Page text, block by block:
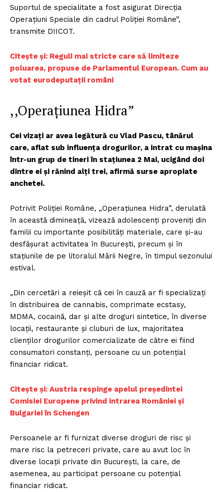
Suportul de specialitate a fost asigurat Direcția
Operațiuni Speciale din cadrul Poliției Române”,
transmite DIICOT.
Citește și: Reguli mai stricte care să limiteze
poluarea, propuse de Parlamentul European. Cum au
votat eurodeputații români
,,Operațiunea Hidra”
Cei vizaţi ar avea legătură cu Vlad Pascu, tânărul
care, aflat sub influenţa drogurilor, a intrat cu maşina
într-un grup de tineri în stațiunea 2 Mai, ucigând doi
dintre ei şi rănind alţi trei, afirmă surse apropiate
anchetei.
Potrivit Poliţiei Române, „Operațiunea Hidra”, derulată
în această dimineață, vizează adolescenți proveniți din
familii cu importante posibilități materiale, care și-au
desfășurat activitatea în București, precum și în
stațiunile de pe litoralul Mării Negre, în timpul sezonului
estival.
„Din cercetări a reieșit că cei în cauză ar fi specializați
în distribuirea de cannabis, comprimate ecstasy,
MDMA, cocaină, dar și alte droguri sintetice, în diverse
locații, restaurante și cluburi de lux, majoritatea
clienților drogurilor comercializate de către ei fiind
consumatori constanți, persoane cu un potențial
financiar ridicat.
Citește și: Austria respinge apelul preşedintei
Comisiei Europene privind intrarea României și
Bulgariei în Schengen
Persoanele ar fi furnizat diverse droguri de risc și
mare risc la petreceri private, care au avut loc în
diverse locații private din București, la care, de
asemenea, au participat persoane cu potențial
financiar ridicat.